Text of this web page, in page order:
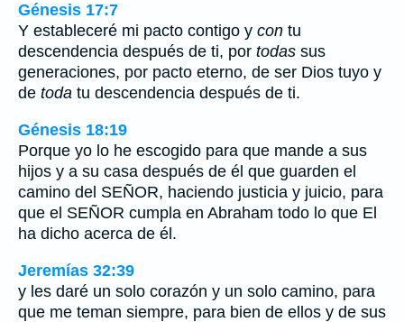
Génesis 17:7
Y estableceré mi pacto contigo y con tu
descendencia después de ti, por todas sus
generaciones, por pacto eterno, de ser Dios tuyo y
de toda tu descendencia después de ti.
Génesis 18:19
Porque yo lo he escogido para que mande a sus
hijos y a su casa después de él que guarden el
camino del SEÑOR, haciendo justicia y juicio, para
que el SEÑOR cumpla en Abraham todo lo que El
ha dicho acerca de él.
Jeremías 32:39
y les daré un solo corazón y un solo camino, para
que me teman siempre, para bien de ellos y de sus